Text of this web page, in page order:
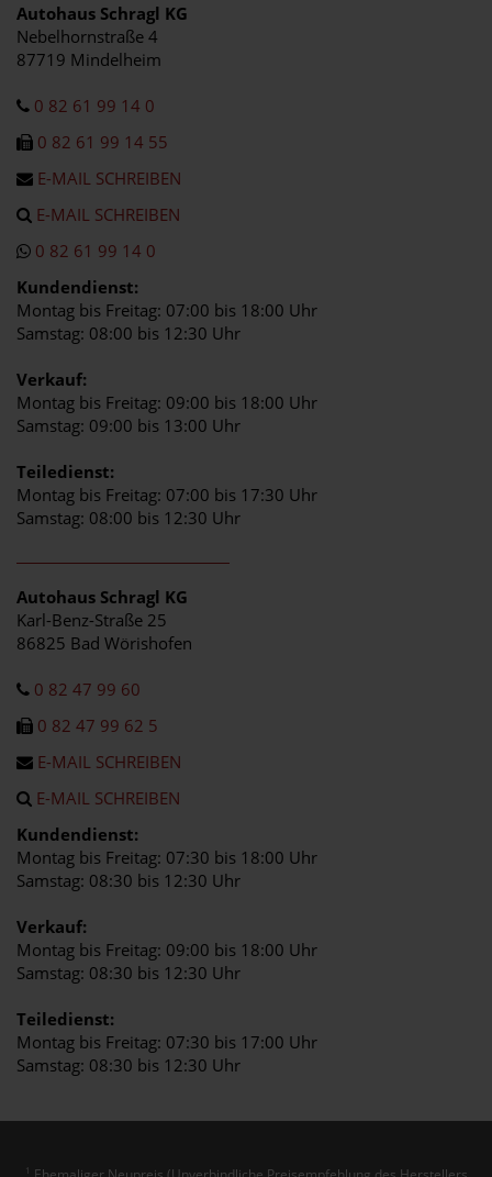
Autohaus Schragl KG
Nebelhornstraße 4
87719 Mindelheim
0 82 61 99 14 0
0 82 61 99 14 55
E-MAIL SCHREIBEN
E-MAIL SCHREIBEN
0 82 61 99 14 0
Kundendienst:
Montag bis Freitag: 07:00 bis 18:00 Uhr
Samstag: 08:00 bis 12:30 Uhr
Verkauf:
Montag bis Freitag: 09:00 bis 18:00 Uhr
Samstag: 09:00 bis 13:00 Uhr
Teiledienst:
Montag bis Freitag: 07:00 bis 17:30 Uhr
Samstag: 08:00 bis 12:30 Uhr
Autohaus Schragl KG
Karl-Benz-Straße 25
86825 Bad Wörishofen
0 82 47 99 60
0 82 47 99 62 5
E-MAIL SCHREIBEN
E-MAIL SCHREIBEN
Kundendienst:
Montag bis Freitag: 07:30 bis 18:00 Uhr
Samstag: 08:30 bis 12:30 Uhr
Verkauf:
Montag bis Freitag: 09:00 bis 18:00 Uhr
Samstag: 08:30 bis 12:30 Uhr
Teiledienst:
Montag bis Freitag: 07:30 bis 17:00 Uhr
Samstag: 08:30 bis 12:30 Uhr
1